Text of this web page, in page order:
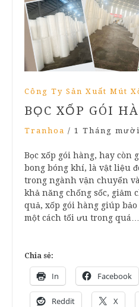
Công Ty Sản Xuất Mút
BỌC XỐP GÓI
Tranhoa / 1 Tháng
Bọc xốp gói hàng, hay còn
bong bóng khí, là vật liệu
trong ngành vận chuyển
khả năng chống sốc, giảm
quả, xốp gói hàng giúp
một cách tối ưu trong quá…
Chia sẻ:
In Facebook
Reddit X